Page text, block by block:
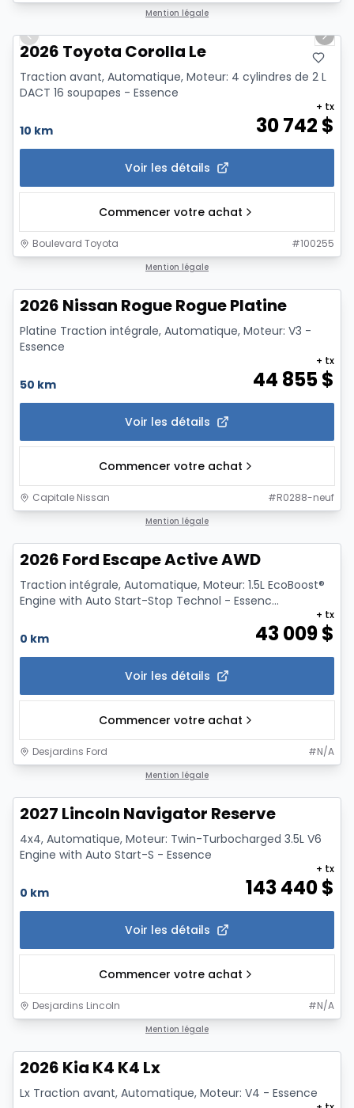
Mention légale
Previous slide
Next
2026 Toyota Corolla Le
Traction avant, Automatique, Moteur: 4 cylindres de 2 L
DACT 16 soupapes - Essence
10 km 30 742 $
+ tx
Voir les détails
Commencer votre achat
Boulevard Toyota #100255
Mention légale
2026 Nissan Rogue Rogue Platine
Platine Traction intégrale, Automatique, Moteur: V3 -
Essence
50 km 44 855$
+ tx
Voir les détails
Commencer votre achat
Capitale Nissan #R0288-neuf
Mention légale
2026 Ford Escape Active AWD
Traction intégrale, Automatique, Moteur: 1.5L EcoBoost®
Engine with Auto Start-Stop Technol - Essenc...
0 km 43 009$
+ tx
Voir les détails
Commencer votre achat
Desjardins Ford #N/A
Mention légale
2027 Lincoln Navigator Reserve
4x4, Automatique, Moteur: Twin-Turbocharged 3.5L V6
Engine with Auto Start-S - Essence
0 km 143 440$
+ tx
Voir les détails
Commencer votre achat
Desjardins Lincoln #N/A
Mention légale
2026 Kia K4 K4 Lx
Lx Traction avant, Automatique, Moteur: V4 - Essence